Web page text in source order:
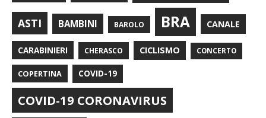
ASTI BAMBINI BAROLO BRA CANALE
CARABINIERI CHERASCO CICLISMO CONCERTO
COPERTINA COVID-19
COVID-19 CORONAVIRUS